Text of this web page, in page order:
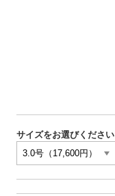
サイズをお選びください